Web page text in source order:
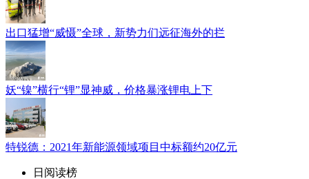
出口猛增“威慑”全球，新势力们远征海外的拦
妖“镍”横行“锂”显神威，价格暴涨锂电上下
特锐德：2021年新能源领域项目中标额约20亿元
日阅读榜